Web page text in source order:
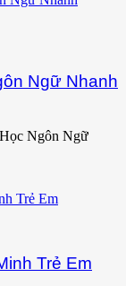
Ngữ Nhanh
Ngôn Ngữ
Trẻ Em